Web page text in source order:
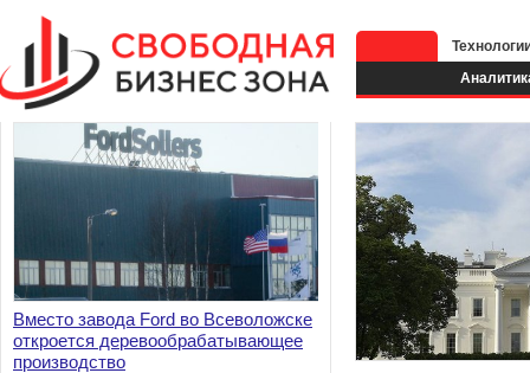
Вместо завода Ford во Всеволожске
откроется деревообрабатывающее
производство